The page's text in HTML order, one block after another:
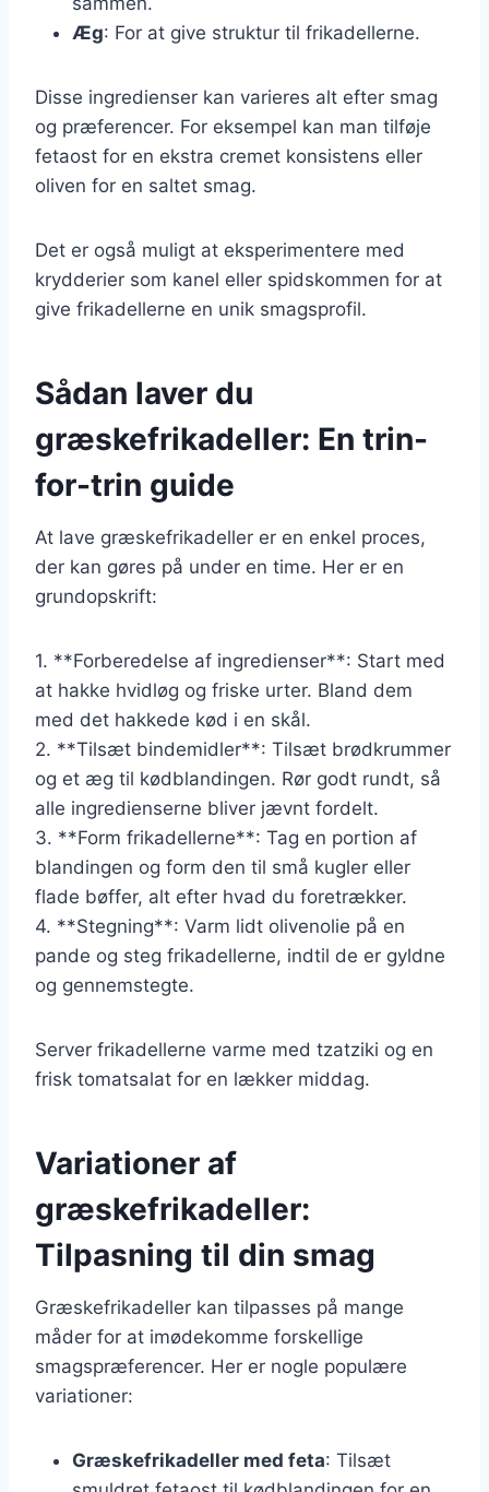
Æg: For at give struktur til frikadellerne.
Disse ingredienser kan varieres alt efter smag
og præferencer. For eksempel kan man tilføje
fetaost for en ekstra cremet konsistens eller
oliven for en saltet smag.
Det er også muligt at eksperimentere med
krydderier som kanel eller spidskommen for at
give frikadellerne en unik smagsprofil.
Sådan laver du
græskefrikadeller: En trin-
for-trin guide
At lave græskefrikadeller er en enkel proces,
der kan gøres på under en time. Her er en
grundopskrift:
1. **Forberedelse af ingredienser**: Start med
at hakke hvidløg og friske urter. Bland dem
med det hakkede kød i en skål.
2. **Tilsæt bindemidler**: Tilsæt brødkrummer
og et æg til kødblandingen. Rør godt rundt, så
alle ingredienserne bliver jævnt fordelt.
3. **Form frikadellerne**: Tag en portion af
blandingen og form den til små kugler eller
flade bøffer, alt efter hvad du foretrækker.
4. **Stegning**: Varm lidt olivenolie på en
pande og steg frikadellerne, indtil de er gyldne
og gennemstegte.
Server frikadellerne varme med tzatziki og en
frisk tomatsalat for en lækker middag.
Variationer af
græskefrikadeller:
Tilpasning til din smag
Græskefrikadeller kan tilpasses på mange
måder for at imødekomme forskellige
smagspræferencer. Her er nogle populære
variationer:
Græskefrikadeller med feta: Tilsæt